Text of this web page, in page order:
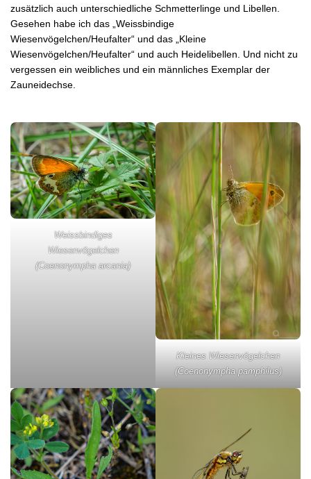
zusätzlich auch unterschiedliche Schmetterlinge und Libellen.
Gesehen habe ich das „Weissbindige
Wiesenvögelchen/Heufalter“ und das „Kleine
Wiesenvögelchen/Heufalter“ und auch Heidelibellen. Und nicht zu
vergessen ein weibliches und ein männliches Exemplar der
Zauneidechse.
Weissbindiges
Wiesenvögelchen
(Coenonympha arcania)
Kleines Wiesenvögelchen
(Coenonympha pamphilus)